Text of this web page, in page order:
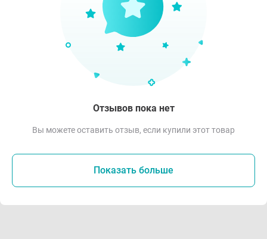
Отзывов пока нет
Вы можете оставить отзыв, если купили этот товар
Показать больше